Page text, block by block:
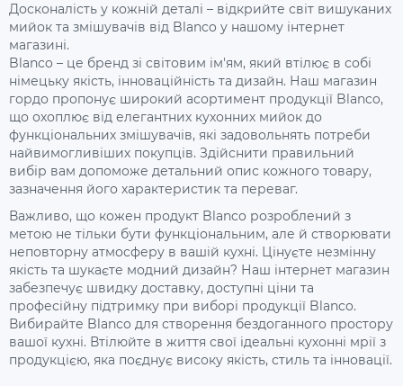
Досконалість у кожній деталі – відкрийте світ вишуканих
мийок та змішувачів від Blanco у нашому інтернет
магазині.
Blanco – це бренд зі світовим ім'ям, який втілює в собі
німецьку якість, інноваційність та дизайн. Наш магазин
гордо пропонує широкий асортимент продукції Blanco,
що охоплює від елегантних кухонних мийок до
функціональних змішувачів, які задовольнять потреби
найвимогливіших покупців. Здійснити правильний
вибір вам допоможе детальний опис кожного товару,
зазначення його характеристик та переваг.
Важливо, що кожен продукт Blanco розроблений з
метою не тільки бути функціональним, але й створювати
неповторну атмосферу в вашій кухні. Цінуєте незмінну
якість та шукаєте модний дизайн? Наш інтернет магазин
забезпечує швидку доставку, доступні ціни та
професійну підтримку при виборі продукції Blanco.
Вибирайте Blanco для створення бездоганного простору
вашої кухні. Втілюйте в життя свої ідеальні кухонні мрії з
продукцією, яка поєднує високу якість, стиль та інновації.